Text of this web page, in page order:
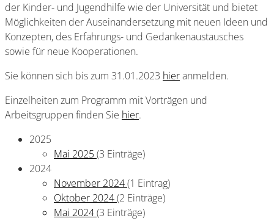
der Kinder- und Jugendhilfe wie der Universität und bietet
Möglichkeiten der Auseinandersetzung mit neuen Ideen und
Konzepten, des Erfahrungs- und Gedankenaustausches
sowie für neue Kooperationen.
Sie können sich bis zum 31.01.2023 hieranmelden.
Einzelheiten zum Programm mit Vorträgen und
Arbeitsgruppen finden Sie hier.
2025
Mai 2025(3 Einträge)
2024
November 2024(1 Eintrag)
Oktober 2024(2 Einträge)
Mai 2024(3 Einträge)